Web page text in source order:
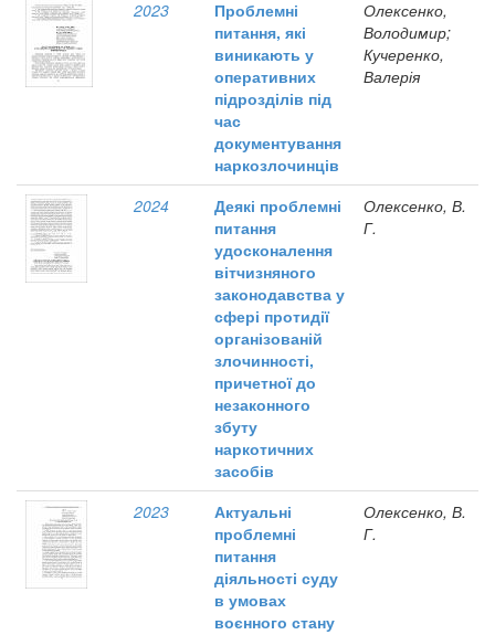
2023
Проблемні
питання, які
виникають у
оперативних
підрозділів під
час
документування
наркозлочинців
Олексенко,
Володимир;
Кучеренко,
Валерія
2024
Деякі проблемні
питання
удосконалення
вітчизняного
законодавства у
сфері протидії
організованій
злочинності,
причетної до
незаконного
збуту
наркотичних
засобів
Олексенко, В.
Г.
2023
Актуальні
проблемні
питання
діяльності суду
в умовах
воєнного стану
Олексенко, В.
Г.